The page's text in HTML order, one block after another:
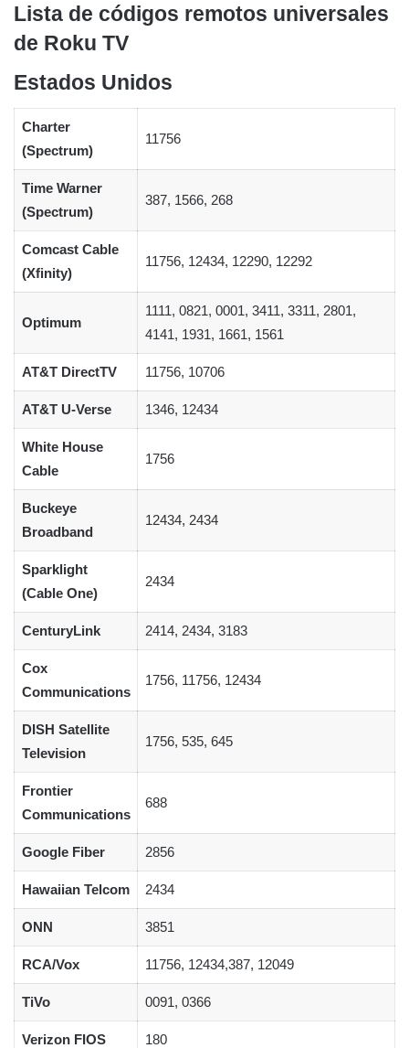
Lista de códigos remotos universales
de Roku TV
Estados Unidos
Charter
(Spectrum)
11756
Time Warner
(Spectrum)
387, 1566, 268
Comcast Cable
(Xfinity)
11756, 12434, 12290, 12292
Optimum
1111, 0821, 0001, 3411, 3311, 2801,
4141, 1931, 1661, 1561
AT&T DirectTV 11756, 10706
AT&T U-Verse 1346, 12434
White House
Cable
1756
Buckeye
Broadband
12434, 2434
Sparklight
(Cable One)
2434
CenturyLink 2414, 2434, 3183
Cox
Communications
1756, 11756, 12434
DISH Satellite
Television
1756, 535, 645
Frontier
Communications
688
Google Fiber 2856
Hawaiian Telcom 2434
ONN 3851
RCA/Vox 11756, 12434,387, 12049
TiVo 0091, 0366
Verizon FIOS 180